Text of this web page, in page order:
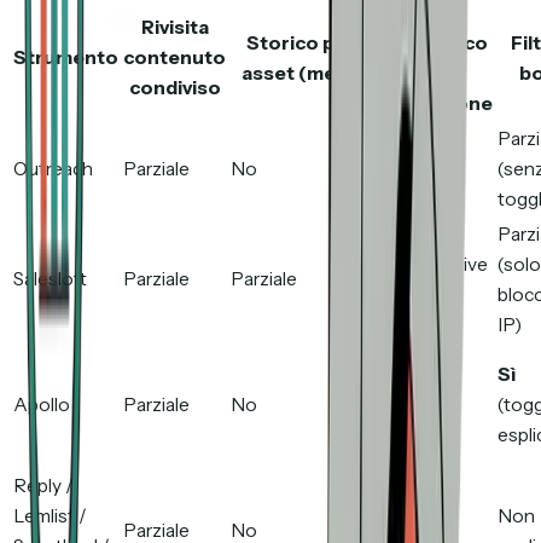
Strumento
Rivisita
contenuto
condiviso
Storico per
asset (mesi)
Trigger
automatico
di
riattivazione
Outreach Parziale No No
Salesloft Parziale Parziale
Parziale (Live
Feed)
(solo
IP)
Apollo Parziale No
Parziale
(regola
«aperto N
volte»)
Sì
Reply /
Lemlist /
Parziale No No
Non